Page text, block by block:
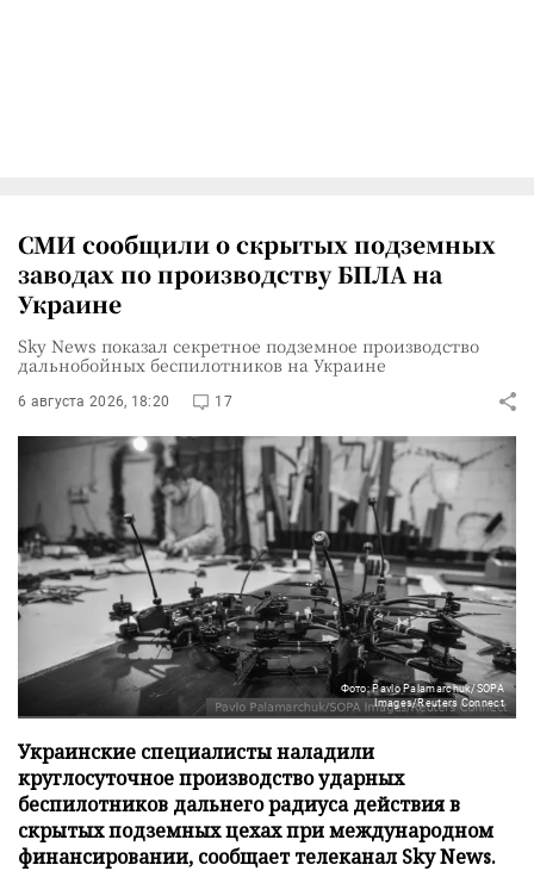
СМИ сообщили о скрытых подземных
заводах по производству БПЛА на
Украине
Sky News показал секретное подземное производство
дальнобойных беспилотников на Украине
6 августа 2026, 18:20 17
Фото: Pavlo Palamarchuk/SOPA
Images/Reuters Connect
Украинские специалисты наладили
круглосуточное производство ударных
беспилотников дальнего радиуса действия в
скрытых подземных цехах при международном
финансировании, сообщает телеканал Sky News.